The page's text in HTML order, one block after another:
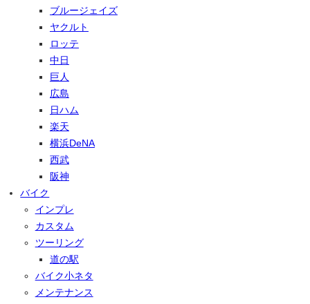
ブルージェイズ
ヤクルト
ロッテ
中日
巨人
広島
日ハム
楽天
横浜DeNA
西武
阪神
バイク
インプレ
カスタム
ツーリング
道の駅
バイク小ネタ
メンテナンス